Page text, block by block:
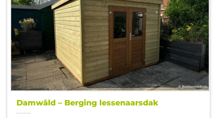
Damwâld – Berging lessenaarsdak